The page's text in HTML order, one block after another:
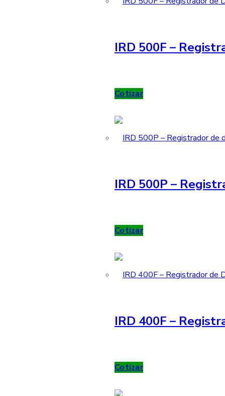
IRD 500F –
Cotizar
IRD 500P –
Cotizar
IRD 400F –
Cotizar